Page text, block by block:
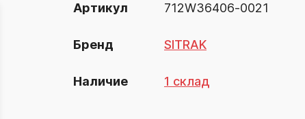
Артикул 712W36406-0021
Бренд SITRAK
Наличие 1 склад